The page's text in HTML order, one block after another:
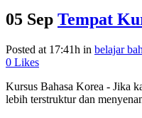
05 Sep Tempat
Posted at 17:41h in belajar
0 Likes
Kursus Bahasa Korea - Jika
lebih terstruktur dan